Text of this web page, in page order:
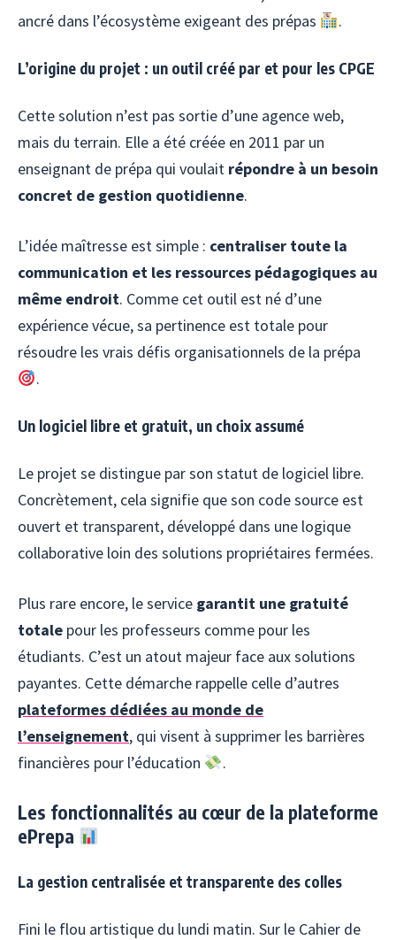
ancré dans l’écosystème exigeant des prépas
.
L’origine du projet : un outil créé par et pour les CPGE
Cette solution n’est pas sortie d’une agence web,
mais du terrain. Elle a été créée en 2011 par un
enseignant de prépa qui voulait répondre à un besoin
concret de gestion quotidienne.
L’idée maîtresse est simple : centraliser toute la
communication et les ressources pédagogiques au
même endroit. Comme cet outil est né d’une
expérience vécue, sa pertinence est totale pour
résoudre les vrais défis organisationnels de la prépa
.
Un logiciel libre et gratuit, un choix assumé
Le projet se distingue par son statut de logiciel libre.
Concrètement, cela signifie que son code source est
ouvert et transparent, développé dans une logique
collaborative loin des solutions propriétaires fermées.
Plus rare encore, le service garantit une gratuité
totale pour les professeurs comme pour les
étudiants. C’est un atout majeur face aux solutions
payantes. Cette démarche rappelle celle d’autres
plateformes dédiées au monde de
l’enseignement, qui visent à supprimer les barrières
financières pour l’éducation
.
Les fonctionnalités au cœur de la plateforme
ePrepa
La gestion centralisée et transparente des colles
Fini le flou artistique du lundi matin. Sur le Cahier de